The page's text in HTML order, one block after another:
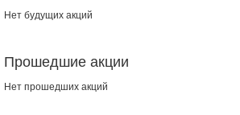
Нет будущих акций
Прошедшие акции
Нет прошедших акций